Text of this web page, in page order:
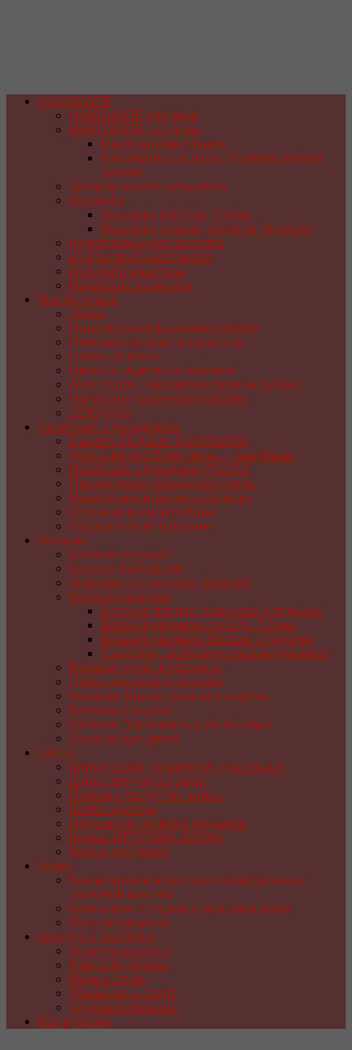
HANDMADE
HANDMADE для дачи
HANDMADE для дома
Мыло своими руками
Handmade для дома. Поделки своими
руками
Декорирование предметов
Вышивка
Вышивка крестом. Схемы
Вышивка гладью, лентами, бисером
из природных материалов
из бросового материала
из бумаги и картона
Handmade из бисера
Мастер-класс
Лепка
Игрушки и куклы своими руками
Плетение из газет и журналов
Цветы из ткани
Цветы и поделки из капрона
Аксессуары, украшения своими руками
Handmade из фетра и войлока
ДЕКУПАЖ
Handmade к праздникам
8 марта. Подарки HANDMADE
День Святого Валентина — handmade
Handmade к празднику ПАСХA
Праздничная сервировка стола
Новогодние игрушки и поделки
Открытки ручной работы
Подарки своими руками
Вязание
Вязание игрушек
Куколки Амигуруми
Журналы со схемами. Вязание
Вязание крючком
Вязание пледов, покрывал и подушек
Вязаная крючком одежда. Схемы
Вязание крючком. Мелочи и поделки
Салфетки, скатерти и коврики крючком
Вязание сумок и корзинок
Цветы крючком и спицами
Вязание. Шапки, шляпы и шарфы
Вязание спицами
Вязание. Украшения и аксессуары
Вязание для детей
Шитье
Шитье сумок, косметичек, кошельков
Шитье для уюта в доме
Пэчворк, лоскутное шитье
Шитье одежды
Игрушки из носков и перчаток
Шитье. ИГРУШКИ, КУКЛЫ
Шитье для детей
Кухня
Кондитерское искусство из марципана и
сахарной мастики
Кулинария. Сладкая и красивая кухня
Вкусные рецепты
Красота и Здоровье
Рецепты красоты
Сам себе лекарь
Мода и стиль
Движение и спорт
Здоровое питание
Все рубрики